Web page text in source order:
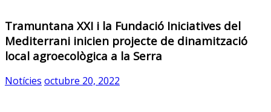
Tramuntana XXI i la Fundació Iniciatives del
Mediterrani inicien projecte de dinamització
local agroecològica a la Serra
Notícies octubre 20, 2022